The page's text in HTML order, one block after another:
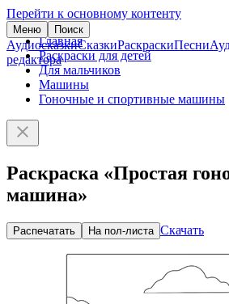
Перейти к основному контенту
Меню Поиск
АудиосказкиСказкиРаскраскиПесни
редактора
Главная
Раскраски для детей
Для мальчиков
Машины
Гоночные и спортивные машины
Раскраска «Простая
машина»
Распечатать На пол-листа Скачать